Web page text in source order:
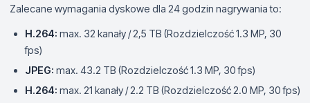
Zalecane wymagania dyskowe dla 24 godzin nagrywania to:
H.264: max. 32 kanały / 2,5 TB (Rozdzielczość 1.3 MP, 30
fps)
JPEG: max. 43.2 TB (Rozdzielczość 1.3 MP, 30 fps)
H.264: max. 21 kanały / 2.2 TB (Rozdzielczość 2.0 MP, 30 fps)